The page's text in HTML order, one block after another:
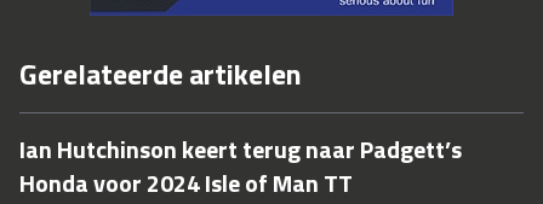
Gerelateerde artikelen
Ian Hutchinson keert terug naar Padgett’s
Honda voor 2024 Isle of Man TT